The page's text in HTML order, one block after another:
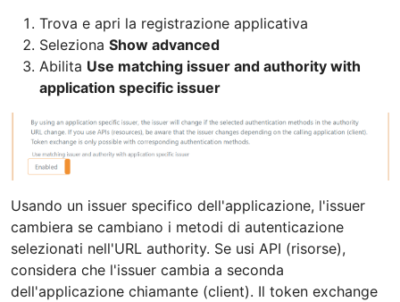
Trova e apri la registrazione applicativa
Seleziona Show advanced
Abilita Use matching issuer and authority with
application specific issuer
Usando un issuer specifico dell'applicazione, l'issuer
cambiera se cambiano i metodi di autenticazione
selezionati nell'URL authority. Se usi API (risorse),
considera che l'issuer cambia a seconda
dell'applicazione chiamante (client). Il token exchange